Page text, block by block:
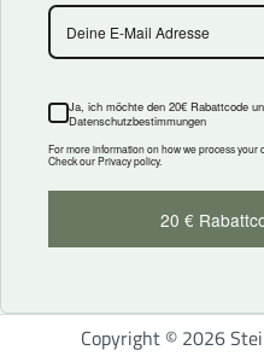
Copyright © 2026